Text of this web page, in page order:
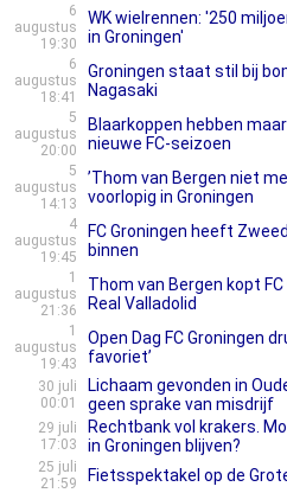
6
augustus
19:30
WK wielrennen: '250
in Groningen'
6
augustus
18:41
Groningen staat stil bij
Nagasaki
5
augustus
20:00
Blaarkoppen hebben
nieuwe FC-seizoen
5
augustus
14:13
’Thom van Bergen niet
voorlopig in Groningen
4
augustus
19:45
FC Groningen heeft
binnen
1
augustus
21:36
Thom van Bergen kopt
Real Valladolid
1
augustus
19:43
Open Dag FC Groningen
favoriet’
30 juli
00:01
Lichaam gevonden in
geen sprake van misdrijf
29 juli
17:03
Rechtbank vol krakers.
in Groningen blijven?
25 juli
21:59
Fietsspektakel op de